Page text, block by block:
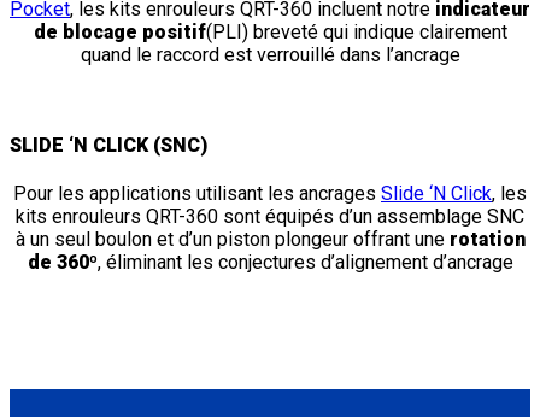
Pocket, les kits enrouleurs QRT-360 incluent notre indicateur
de blocage positif(PLI) breveté qui indique clairement
quand le raccord est verrouillé dans l’ancrage
SLIDE ‘N CLICK (SNC)
Pour les applications utilisant les ancrages Slide ‘N Click, les
kits enrouleurs QRT-360 sont équipés d’un assemblage SNC
à un seul boulon et d’un piston plongeur offrant une rotation
de 360º, éliminant les conjectures d’alignement d’ancrage